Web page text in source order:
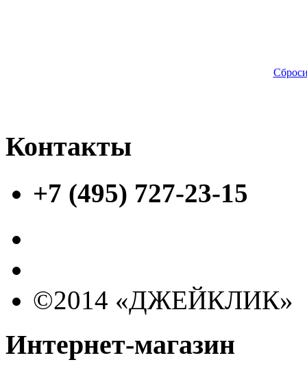
Контакты
+7 (495) 727-23-15
©2014 «ДЖЕЙКЛИК»
Интернет-магазин